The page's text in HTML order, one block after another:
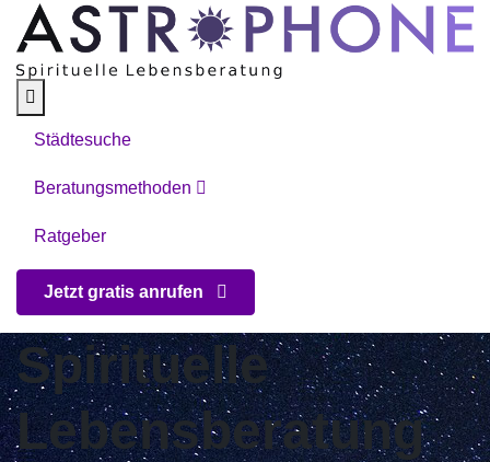
Städtesuche
Beratungsmethoden
Ratgeber
Jetzt gratis anrufen
Spirituelle
Lebensberatung